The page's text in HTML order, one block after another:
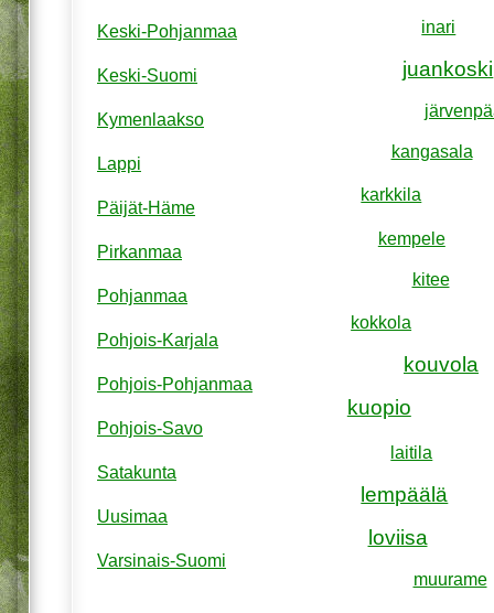
inari
juankoski
kangasala
karkkila
kempele
kitee
kokkola
kouvola
kuopio
laitila
lempäälä
loviisa
muurame
Keski-Pohjanmaa
Keski-Suomi
Kymenlaakso
Lappi
Päijät-Häme
Pirkanmaa
Pohjanmaa
Pohjois-Karjala
Pohjois-Pohjanmaa
Pohjois-Savo
Satakunta
Uusimaa
Varsinais-Suomi